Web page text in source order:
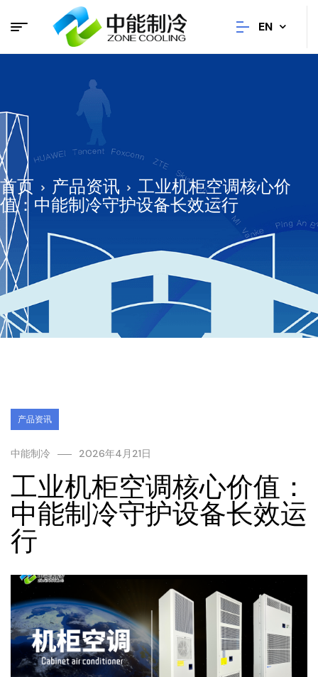
EN
首页 产品资讯
工业机柜空调核心价
值：中能制冷守护设备长效运行
产品资讯
中能制冷 2026年4月21日
工业机柜空调核心价值：
中能制冷守护设备长效运
行